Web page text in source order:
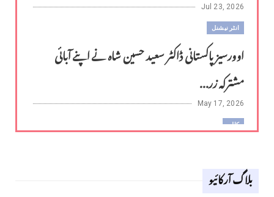
Jul 23, 2026
انٹر نیشنل
اوورسیز پاکستانی ڈاکٹر سعید حسین شاہ نے اپنے آبائی
مشترکہ زر...
May 17, 2026
کالم
Apr 18, 2026
بلاگ آرکائیو